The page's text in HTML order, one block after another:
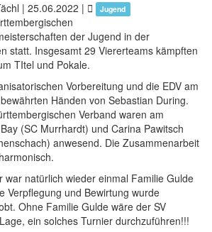
| 25.06.2022 | Jugend
der Jugend in der
statt. Insgesamt 29 Viererteams kämpften
TItel und Pokale.
Vorbereitung und die EDV am
Händen von Sebastian During.
Verband waren am
(SC Murrhardt) und Carina Pawitsch
anwesend. Die Zusammenarbeit
war natürlich wieder einmal Familie Gulde
Verpflegung und Bewirtung wurde
Ohne Familie Gulde wäre der SV
ein solches Turnier durchzuführen!!!